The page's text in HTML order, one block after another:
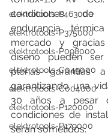
elektrotools-P463000
elektrotools-P375000
elektrotools-P098000
elektrotools-C049000
elektrotools-C004000
elektrotools-P120000
elektrotools-P179000
condiciones de
endurancia
mercado y
diseño pueden
plenas garantías
garantizando una
30 años a pesar
condiciones de
serán sometidos.